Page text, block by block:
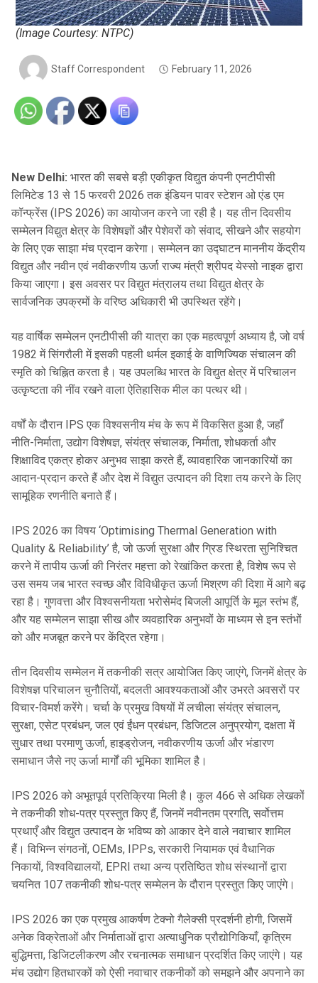
(Image Courtesy: NTPC)
Staff Correspondent February 11, 2026
New Delhi: भारत की सबसे बड़ी एकीकृत विद्युत कंपनी एनटीपीसी
लिमिटेड 13 से 15 फरवरी 2026 तक इंडियन पावर स्टेशन ओ एंड एम
कॉन्फ्रेंस (IPS 2026) का आयोजन करने जा रही है। यह तीन दिवसीय
सम्मेलन विद्युत क्षेत्र के विशेषज्ञों और पेशेवरों को संवाद, सीखने और सहयोग
के लिए एक साझा मंच प्रदान करेगा। सम्मेलन का उद्घाटन माननीय केंद्रीय
विद्युत और नवीन एवं नवीकरणीय ऊर्जा राज्य मंत्री श्रीपद येस्सो नाइक द्वारा
किया जाएगा। इस अवसर पर विद्युत मंत्रालय तथा विद्युत क्षेत्र के
सार्वजनिक उपक्रमों के वरिष्ठ अधिकारी भी उपस्थित रहेंगे।
यह वार्षिक सम्मेलन एनटीपीसी की यात्रा का एक महत्वपूर्ण अध्याय है, जो वर्ष
1982 में सिंगरौली में इसकी पहली थर्मल इकाई के वाणिज्यिक संचालन की
स्मृति को चिह्नित करता है। यह उपलब्धि भारत के विद्युत क्षेत्र में परिचालन
उत्कृष्टता की नींव रखने वाला ऐतिहासिक मील का पत्थर थी।
वर्षों के दौरान IPS एक विश्वसनीय मंच के रूप में विकसित हुआ है, जहाँ
नीति-निर्माता, उद्योग विशेषज्ञ, संयंत्र संचालक, निर्माता, शोधकर्ता और
शिक्षाविद एकत्र होकर अनुभव साझा करते हैं, व्यावहारिक जानकारियों का
आदान-प्रदान करते हैं और देश में विद्युत उत्पादन की दिशा तय करने के लिए
सामूहिक रणनीति बनाते हैं।
IPS 2026 का विषय ‘Optimising Thermal Generation with
Quality & Reliability’ है, जो ऊर्जा सुरक्षा और ग्रिड स्थिरता सुनिश्चित
करने में तापीय ऊर्जा की निरंतर महत्ता को रेखांकित करता है, विशेष रूप से
उस समय जब भारत स्वच्छ और विविधीकृत ऊर्जा मिश्रण की दिशा में आगे बढ़
रहा है। गुणवत्ता और विश्वसनीयता भरोसेमंद बिजली आपूर्ति के मूल स्तंभ हैं,
और यह सम्मेलन साझा सीख और व्यवहारिक अनुभवों के माध्यम से इन स्तंभों
को और मजबूत करने पर केंद्रित रहेगा।
तीन दिवसीय सम्मेलन में तकनीकी सत्र आयोजित किए जाएंगे, जिनमें क्षेत्र के
विशेषज्ञ परिचालन चुनौतियों, बदलती आवश्यकताओं और उभरते अवसरों पर
विचार-विमर्श करेंगे। चर्चा के प्रमुख विषयों में लचीला संयंत्र संचालन,
सुरक्षा, एसेट प्रबंधन, जल एवं ईंधन प्रबंधन, डिजिटल अनुप्रयोग, दक्षता में
सुधार तथा परमाणु ऊर्जा, हाइड्रोजन, नवीकरणीय ऊर्जा और भंडारण
समाधान जैसे नए ऊर्जा मार्गों की भूमिका शामिल है।
IPS 2026 को अभूतपूर्व प्रतिक्रिया मिली है। कुल 466 से अधिक लेखकों
ने तकनीकी शोध-पत्र प्रस्तुत किए हैं, जिनमें नवीनतम प्रगति, सर्वोत्तम
प्रथाएँ और विद्युत उत्पादन के भविष्य को आकार देने वाले नवाचार शामिल
हैं। विभिन्न संगठनों, OEMs, IPPs, सरकारी नियामक एवं वैधानिक
निकायों, विश्वविद्यालयों, EPRI तथा अन्य प्रतिष्ठित शोध संस्थानों द्वारा
चयनित 107 तकनीकी शोध-पत्र सम्मेलन के दौरान प्रस्तुत किए जाएंगे।
IPS 2026 का एक प्रमुख आकर्षण टेक्नो गैलेक्सी प्रदर्शनी होगी, जिसमें
अनेक विक्रेताओं और निर्माताओं द्वारा अत्याधुनिक प्रौद्योगिकियाँ, कृत्रिम
बुद्धिमत्ता, डिजिटलीकरण और रचनात्मक समाधान प्रदर्शित किए जाएंगे। यह
मंच उद्योग हितधारकों को ऐसी नवाचार तकनीकों को समझने और अपनाने का